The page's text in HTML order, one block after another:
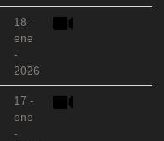
18 -
ene
-
2026
17 -
ene
-